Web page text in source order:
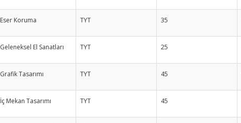
Eser Koruma TYT 35
Geleneksel El Sanatları TYT 25
Grafik Tasarımı TYT 45
İç Mekan Tasarımı TYT 45